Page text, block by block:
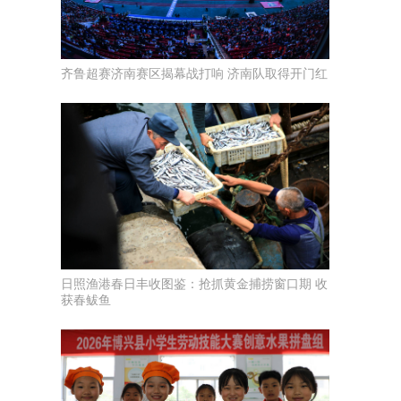
齐鲁超赛济南赛区揭幕战打响 济南队取得开门红
日照渔港春日丰收图鉴：抢抓黄金捕捞窗口期 收
获春鲅鱼